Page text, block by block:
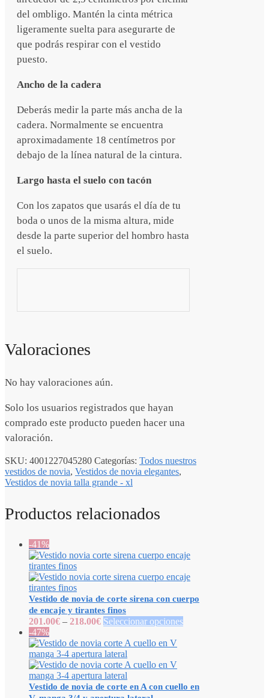
del ombligo. Mantén la cinta métrica
ligeramente suelta para asegurarte de
que podrás respirar con el vestido
puesto.
Ancho de la cadera
Deberás medir la parte más ancha de la
cadera. Normalmente se encuentra
aproximadamente 18 centímetros por
debajo de la línea natural de la cintura.
Largo hasta el suelo con tacón
Con los zapatos que usarás el día de tu
boda o unos de la misma altura, mide
desde la parte superior del hombro hasta
el suelo.
Valoraciones
No hay valoraciones aún.
Solo los usuarios registrados que hayan
comprado este producto pueden hacer una
valoración.
SKU: 4001227045280 Categorías: Todos nuestros
vestidos de novia, Vestidos de novia elegantes,
Vestidos de novia talla grande - xl
Productos relacionados
-41%
Vestido de novia de corte sirena con cuerpo
de encaje y tirantes finos
201.00€ – 218.00€ Seleccionar opciones
-47%
Vestido de novia de corte en A con cuello en